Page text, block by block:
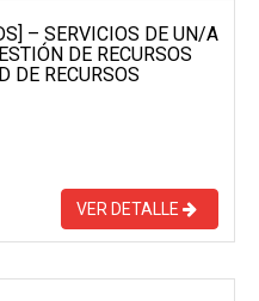
– SERVICIOS DE UN/A
DE RECURSOS
DE RECURSOS
VER DETALLE